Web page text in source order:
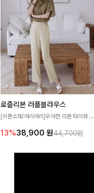
로즐리본 러플블라우스
[쉬폰소재/여리여리]우아한 리본 타이와 자
분위기를 더해주는 블라우스 🤎 하늘하늘
얼굴까지 화사해 보이며 세련되게 즐기기
13%38,900 원44,700원